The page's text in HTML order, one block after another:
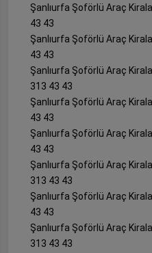
Şanlıurfa Şoförlü Araç
43 43
Şanlıurfa Şoförlü Araç
43 43
Şanlıurfa Şoförlü Araç
313 43 43
Şanlıurfa Şoförlü Araç
43 43
Şanlıurfa Şoförlü Araç
43 43
Şanlıurfa Şoförlü Araç
313 43 43
Şanlıurfa Şoförlü Araç
43 43
Şanlıurfa Şoförlü Araç
313 43 43